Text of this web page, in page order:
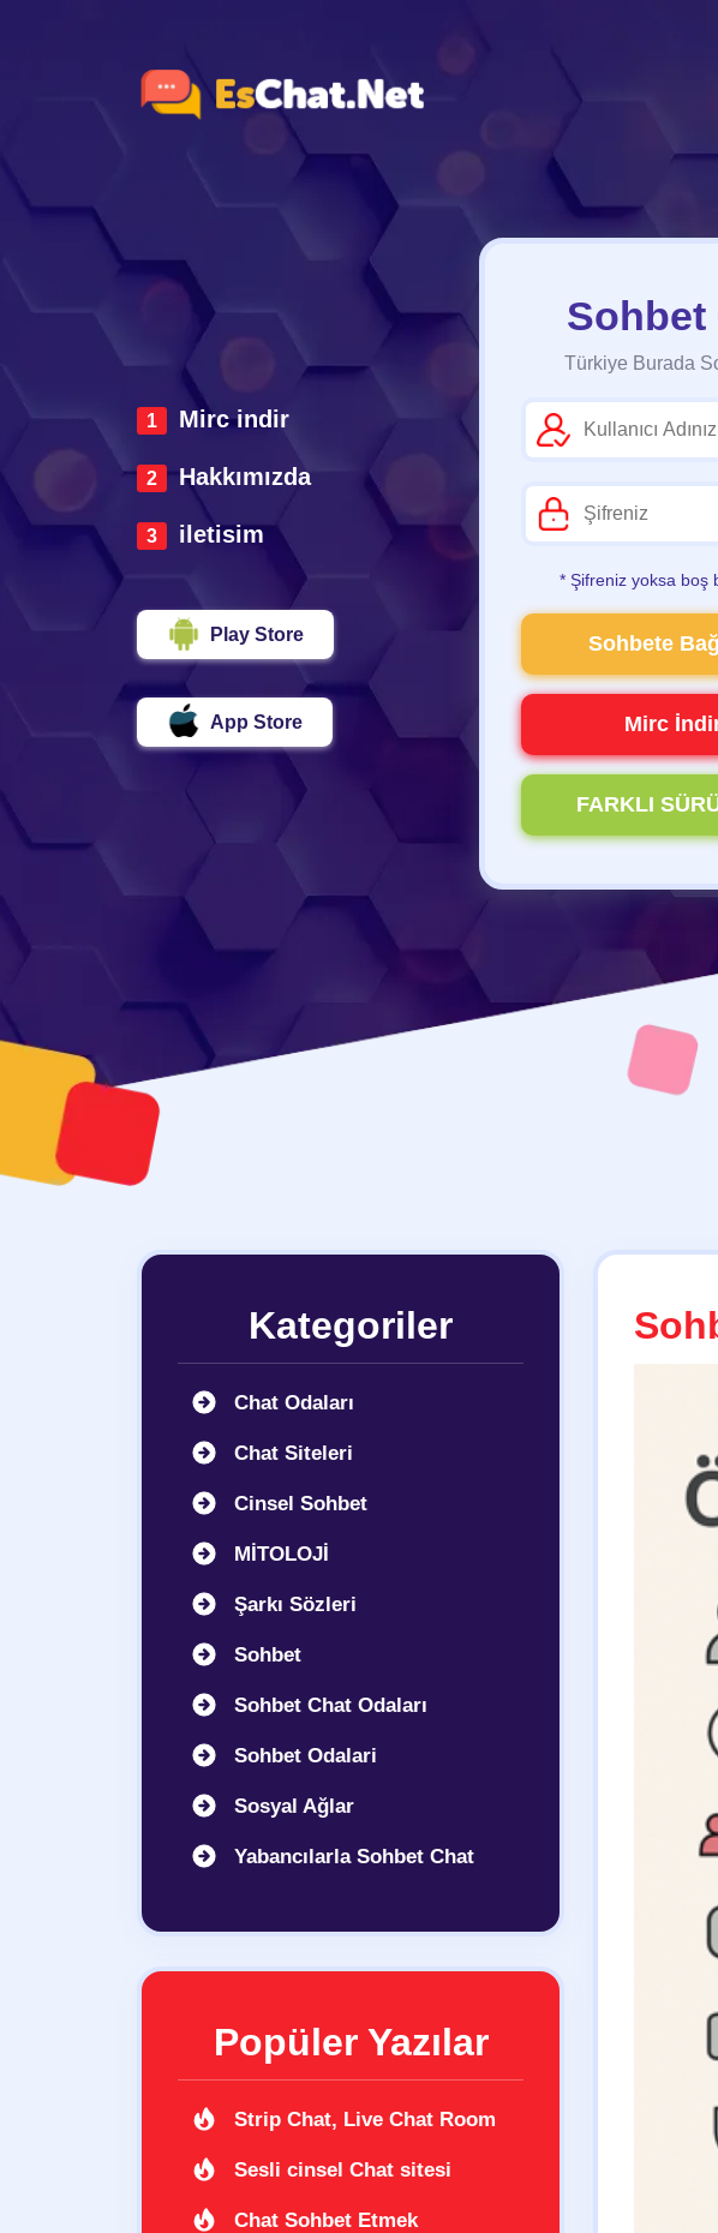
Mirc indir
Hakkımızda
iletisim
Play Store
App Store
Sohbet
Türkiye Burada
* Şifreniz yoksa boş
Sohbete
Mirc
FARKLI
Kategoriler
Chat Odaları
Chat Siteleri
Cinsel Sohbet
MİTOLOJİ
Şarkı Sözleri
Sohbet
Sohbet Chat Odaları
Sohbet Odalari
Sosyal Ağlar
Yabancılarla Sohbet Chat
Popüler Yazılar
Strip Chat, Live Chat Room
Sesli cinsel Chat sitesi
Chat Sohbet Etmek